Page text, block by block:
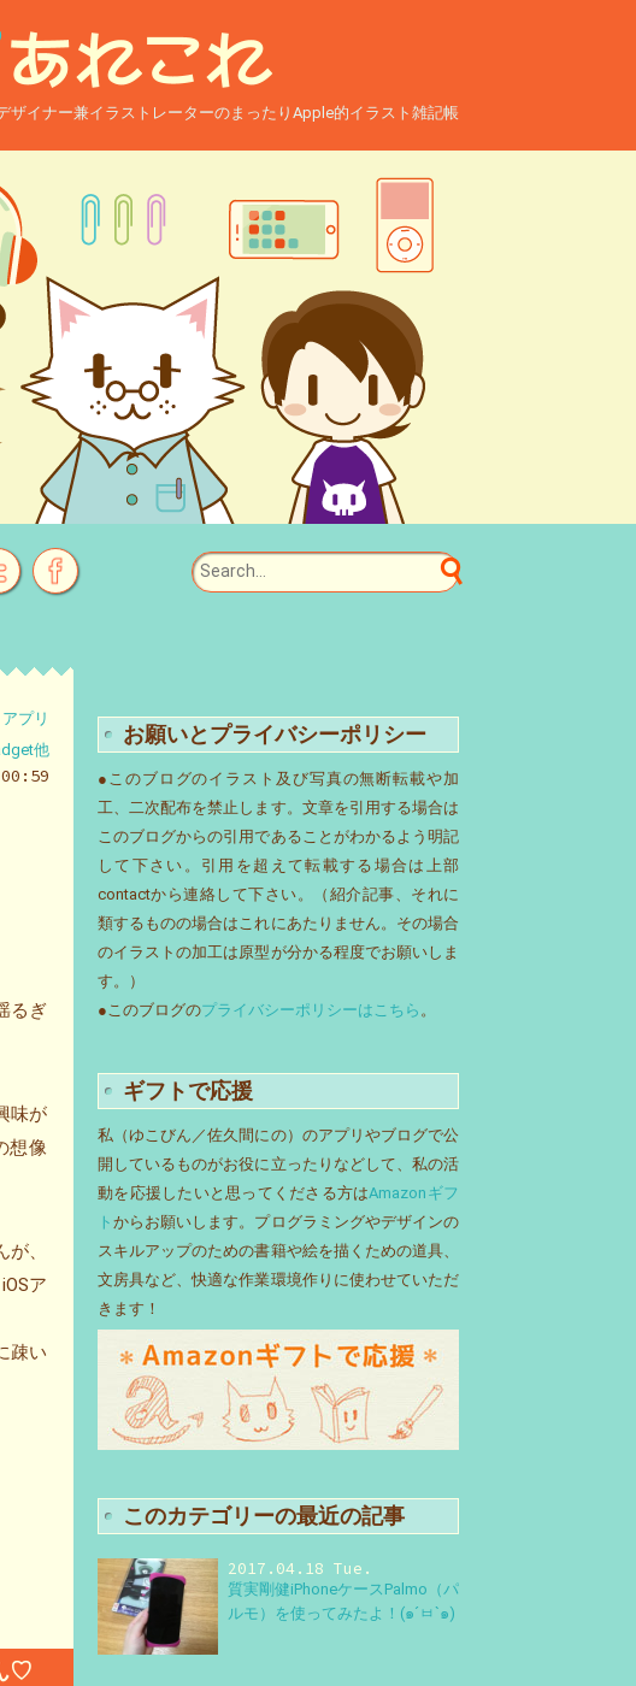
ザイナー兼イラストレーターのまったりApple的イラスト雑記帳
他
アプリ
るぎ
味が
想像
、
ア
疎い
♡
お願いとプライバシーポリシー
●このブログのイラスト及び写真の無断転載や加
工、二次配布を禁止します。文章を引用する場合は
このブログからの引用であることがわかるよう明記
して下さい。引用を超えて転載する場合は上部
contactから連絡して下さい。（紹介記事、それに
類するものの場合はこれにあたりません。その場合
のイラストの加工は原型が分かる程度でお願いしま
す。）
●このブログのプライバシーポリシーはこちら 。
ギフトで応援
私（ゆこびん／佐久間にの）のアプリやブログで公
開しているものがお役に立ったりなどして、私の活
動を応援したいと思ってくださる方はAmazonギフ
トからお願いします。プログラミングやデザインの
スキルアップのための書籍や絵を描くための道具、
文房具など、快適な作業環境作りに使わせていただ
きます！
このカテゴリーの最近の記事
2017.04.18 Tue.
質実剛健iPhoneケースPalmo（パ
ルモ）を使ってみたよ！(๑´ㅂ`๑)